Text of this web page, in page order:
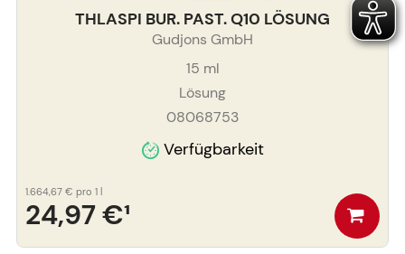
THLASPI BUR. PAST. Q10 LÖSUNG
Gudjons GmbH
15 ml
Lösung
08068753
Verfügbarkeit
24,97 €¹
1.664,67 € pro 1 l